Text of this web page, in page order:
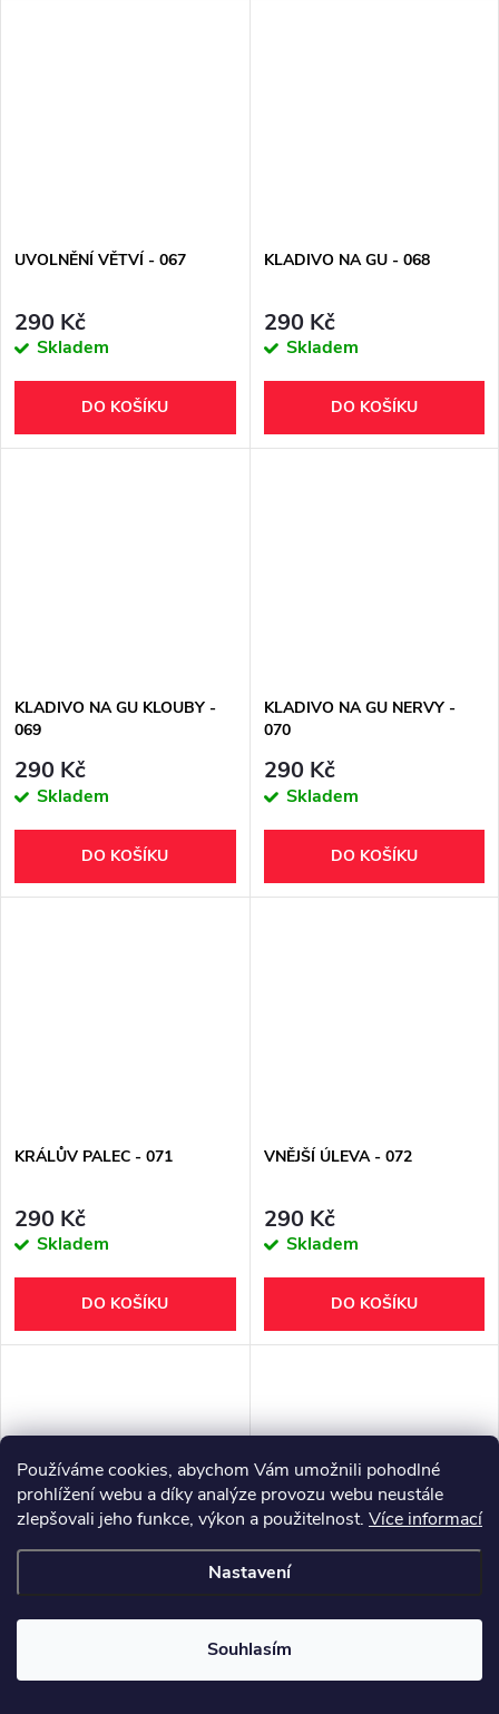
Používáme cookies, abychom Vám umožnili pohodlné
prohlížení webu a díky analýze provozu webu neustále
zlepšovali jeho funkce, výkon a použitelnost. Více informací
Nastavení
Souhlasím
UVOLNĚNÍ VĚTVÍ - 067
290 Kč
Skladem
DO KOŠÍKU
KLADIVO NA GU - 068
290 Kč
Skladem
DO KOŠÍKU
KLADIVO NA GU KLOUBY -
069
290 Kč
Skladem
DO KOŠÍKU
KLADIVO NA GU NERVY -
070
290 Kč
Skladem
DO KOŠÍKU
KRÁLŮV PALEC - 071
290 Kč
Skladem
DO KOŠÍKU
VNĚJŠÍ ÚLEVA - 072
290 Kč
Skladem
DO KOŠÍKU